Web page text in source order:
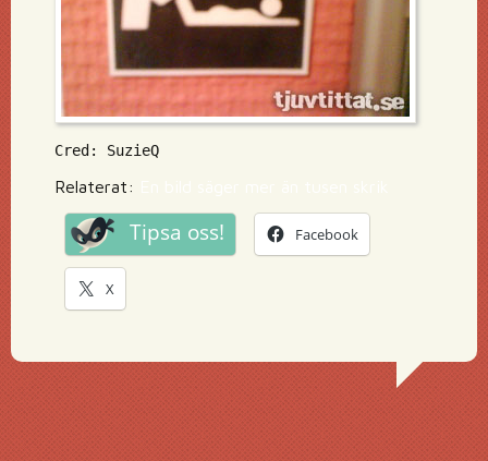
Cred: SuzieQ
Relaterat:
Tipsa oss! Facebook
X